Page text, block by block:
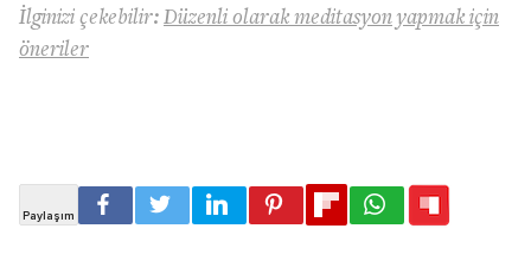
İlginizi çekebilir: Düzenli olarak meditasyon yapmak için
öneriler